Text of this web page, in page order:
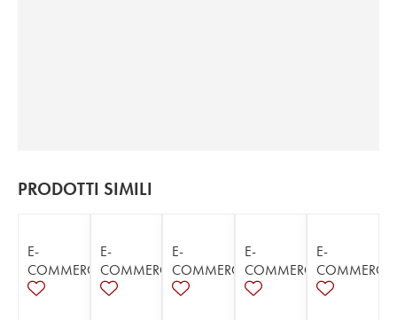
PRODOTTI SIMILI
E-
COMMERCE
E-
COMMERCE
E-
COMMERCE
E-
COMMERCE
E-
COMMERCE